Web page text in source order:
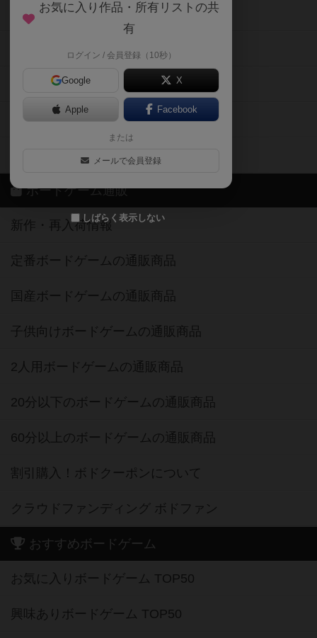
お気に入り作品・所有リストの共
有
ログイン / 会員登録（10秒）
Google X
Apple Facebook
または
メールで会員登録
しばらく表示しない
メカニクス特集
掲示板・トピックス
ボドとも・会員一覧
ボードゲーム業界コラム
ボドゲーマご利用案内
ボードゲーム通販
新作・再入荷情報
定番ボードゲームの通販商品
国産ボードゲームの通販商品
子供向けボードゲームの通販商品
2人用ボードゲームの通販商品
20分以下のボードゲームの通販商品
60分以上のボードゲームの通販商品
割引購入！ボドクーポンについて
クラウドファンディング ボドファン
おすすめボードゲーム
お気に入りボードゲーム TOP50
興味ありボードゲーム TOP50